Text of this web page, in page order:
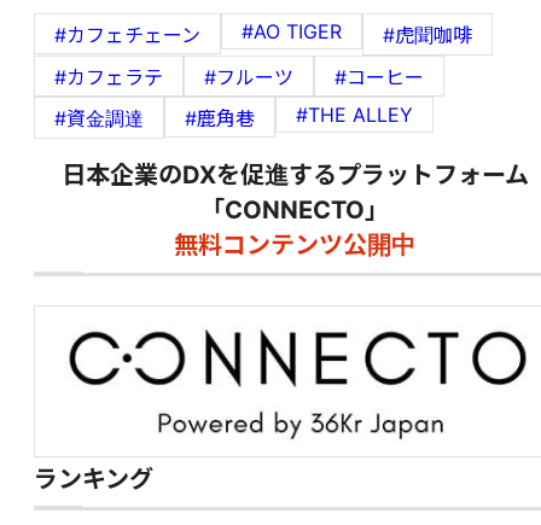
#カフェチェーン #AO TIGER
#虎聞咖啡
#カフェラテ
#フルーツ
#コーヒー
#資金調達
#鹿角巷 #THE ALLEY
日本企業のDXを促進するプラットフォーム
「CONNECTO」
無料コンテンツ公開中
ランキング